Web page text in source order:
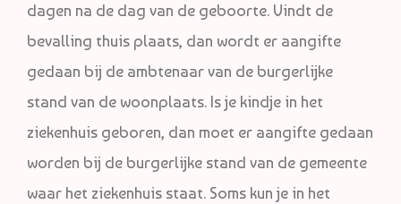
dagen na de dag van de geboorte. Vindt de
bevalling thuis plaats, dan wordt er aangifte
gedaan bij de ambtenaar van de burgerlijke
stand van de woonplaats. Is je kindje in het
ziekenhuis geboren, dan moet er aangifte gedaan
worden bij de burgerlijke stand van de gemeente
waar het ziekenhuis staat. Soms kun je in het